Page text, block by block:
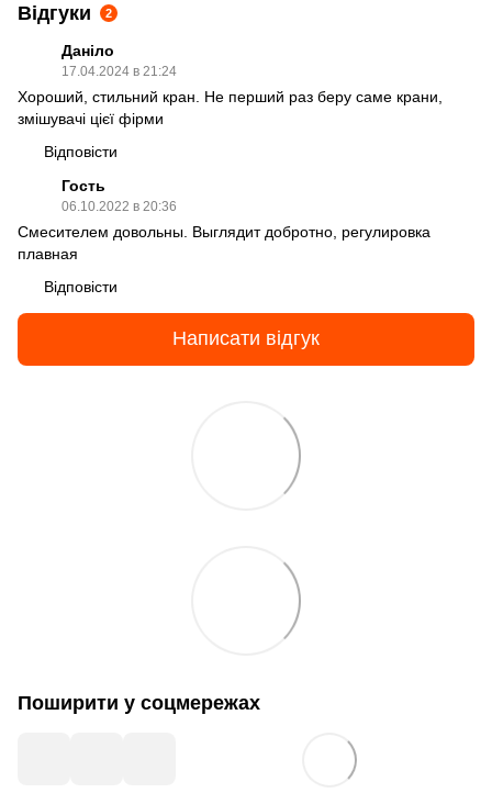
Відгуки 2
Даніло
17.04.2024 в 21:24
Хороший, стильний кран. Не перший раз беру саме крани,
змішувачі цієї фірми
Відповісти
Гость
06.10.2022 в 20:36
Смесителем довольны. Выглядит добротно, регулировка
плавная
Відповісти
Написати відгук
Поширити у соцмережах